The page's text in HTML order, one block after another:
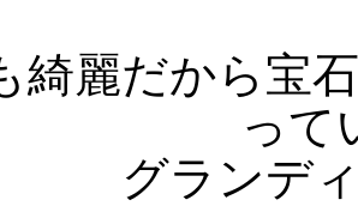
綺麗だから宝
って
グランデ